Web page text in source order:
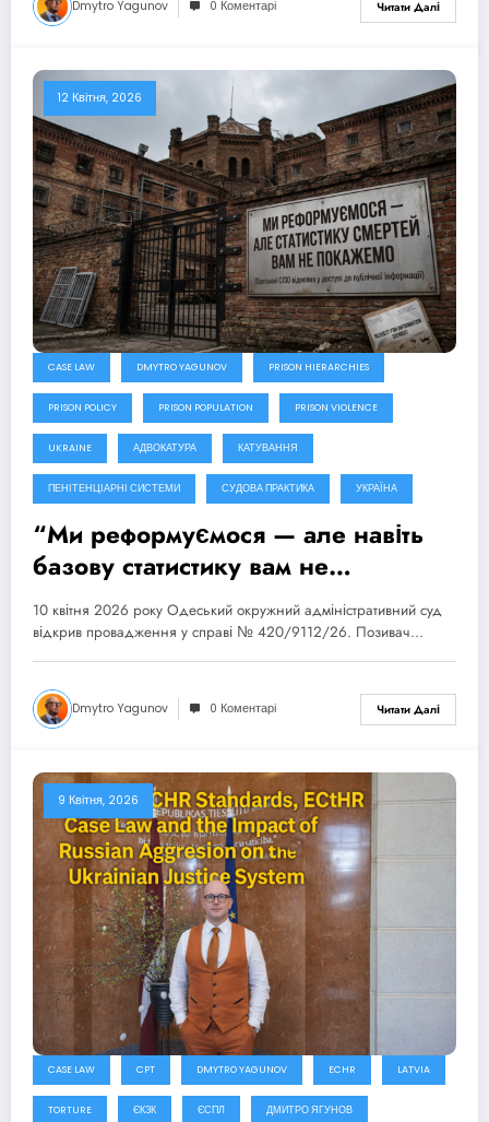
Dmytro Yagunov 0 Коментарі Читати Далі
12 Квітня, 2026
CASE LAW DMYTRO YAGUNOV PRISON HIERARCHIES
PRISON POLICY PRISON POPULATION PRISON VIOLENCE
UKRAINE АДВОКАТУРА КАТУВАННЯ
ПЕНІТЕНЦІАРНІ СИСТЕМИ СУДОВА ПРАКТИКА УКРАЇНА
“Ми реформуємося — але навіть
базову статистику вам не
покажемо”: Одеський СІЗО
відмовив у доступі до публічної
інформації
10 квітня 2026 року Одеський окружний адміністративний суд
відкрив провадження у справі № 420/9112/26. Позивач…
Dmytro Yagunov 0 Коментарі Читати Далі
9 Квітня, 2026
CASE LAW CPT DMYTRO YAGUNOV ECHR LATVIA
TORTURE ЄКЗК ЄСПЛ ДМИТРО ЯГУНОВ